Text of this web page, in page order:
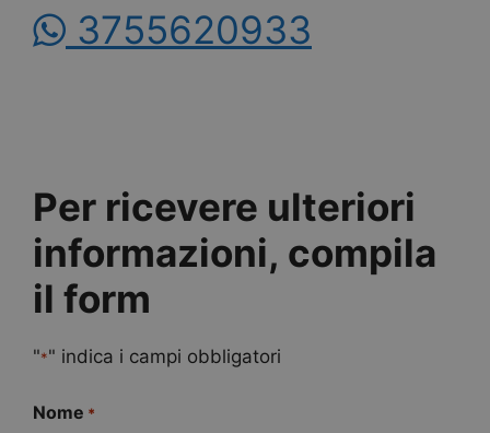
3755620933
Per ricevere ulteriori
informazioni, compila
il form
"*" indica i campi obbligatori
Nome *